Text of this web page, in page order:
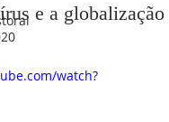
e a globalização
watch?